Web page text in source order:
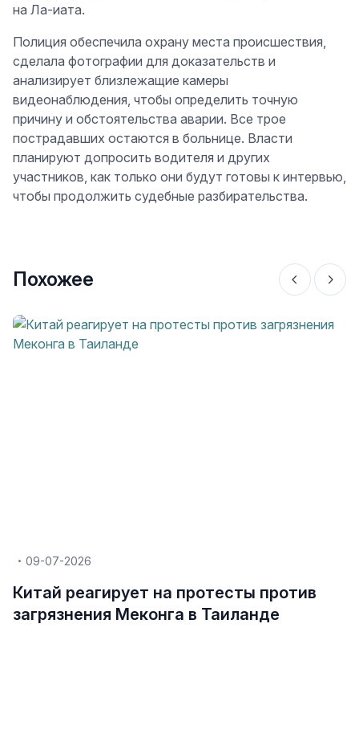
на Ла-иата.
Полиция обеспечила охрану места происшествия,
сделала фотографии для доказательств и
анализирует близлежащие камеры
видеонаблюдения, чтобы определить точную
причину и обстоятельства аварии. Все трое
пострадавших остаются в больнице. Власти
планируют допросить водителя и других
участников, как только они будут готовы к интервью,
чтобы продолжить судебные разбирательства.
Похожее
09-07-2026
Китай реагирует на протесты против
загрязнения Меконга в Таиланде